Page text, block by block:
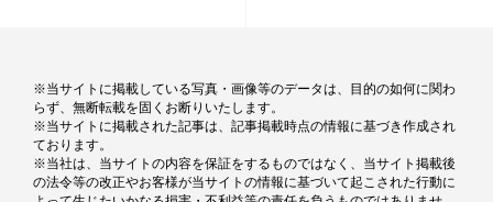
※当サイトに掲載している写真・画像等のデータは、目的の如何に関わ
らず、無断転載を固くお断りいたします。
※当サイトに掲載された記事は、記事掲載時点の情報に基づき作成され
ております。
※当社は、当サイトの内容を保証をするものではなく、当サイト掲載後
の法令等の改正やお客様が当サイトの情報に基づいて起こされた行動に